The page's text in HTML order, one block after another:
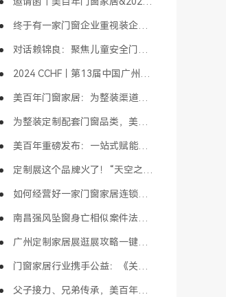
终于有一家门窗企业重视装企渠道了
对话赖锦良：聚焦儿童安全门窗，发展门窗大家居，传承门窗精神，铸就百年品牌｜财经头条大咖会客厅
2024 CCHF丨第13届中国广州定制家居展精彩活动揭晓（1）
美百年门窗家居：为整装渠道赋能，以儿童安全门窗为先导，成就行业标杆
为整装定制配套门窗品类，美百年“儿童安全门窗”拔得头筹！
美百年重磅发布：一站式赋能整装&装企合作模式，引行业高度关注！“天空之境”创意打卡，吸睛无数
定制展这个品牌火了！“天空之境”吸睛无数，美百年门窗家居成打卡胜地！
如何经营好一家门窗家居连锁店？
南昌强风坠窗身亡相似案件法院判决：门窗质量和安装未达标，商家赔偿！
广州定制家居展逛展攻略一键收藏，3月27日广州见！
门窗家居行业携手公益：《关爱童行-守护计划》于佛山启动！
父子接力、兄弟传承，美百年以长期主义精神打造门窗家居百年品牌！